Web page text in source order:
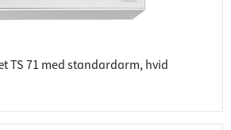
TS 71 med standardarm, hvid